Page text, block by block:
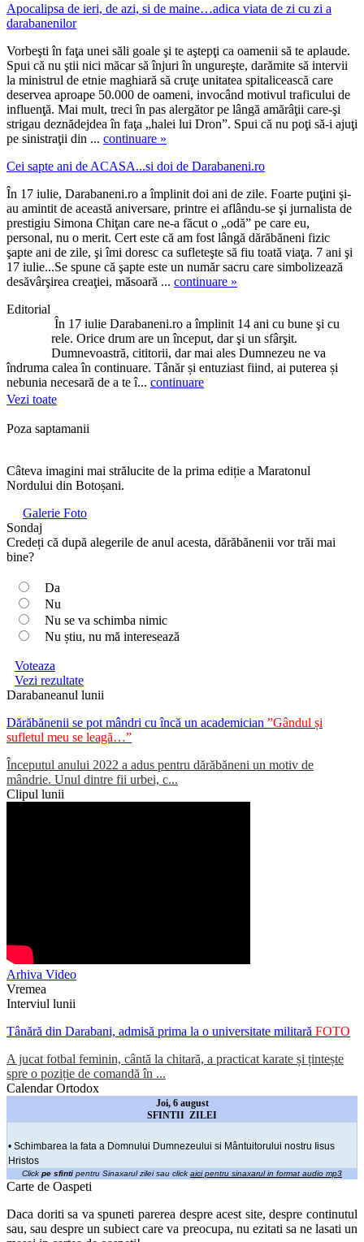
Apocalipsa de ieri, de azi, si de maine…adica viata de zi cu zi a
darabanenilor
Vorbeşti în faţa unei săli goale şi te aştepţi ca oamenii să te aplaude.
Spui că nu ştii nici măcar să înjuri în ungureşte, darămite să intervii
la ministrul de etnie maghiară să cruţe unitatea spitalicească care
deservea aproape 50.000 de oameni, invocând motivul traficului de
influenţă. Mai mult, treci în pas alergător pe lângă amărâţii care-şi
strigau deznădejdea în faţa „halei lui Dron”. Spui că nu poţi să-i ajuţi
pe sinistraţii din ... continuare »
Cei sapte ani de ACASA...si doi de Darabaneni.ro
În 17 iulie, Darabaneni.ro a împlinit doi ani de zile. Foarte puţini şi-
au amintit de această aniversare, printre ei aflându-se şi jurnalista de
prestigiu Simona Chiţan care ne-a făcut o „odă” pe care eu,
personal, nu o merit. Cert este că am fost lângă dărăbăneni fizic
şapte ani de zile, şi îmi doresc ca sufleteşte să fiu toată viaţa. 7 ani şi
17 iulie...Se spune că şapte este un număr sacru care simbolizează
desăvârşirea creaţiei, măsoară ... continuare »
Editorial
În 17 iulie Darabaneni.ro a împlinit 14 ani cu bune şi cu
rele. Orice drum are un început, dar şi un sfârşit.
Dumnevoastră, cititorii, dar mai ales Dumnezeu ne va
îndruma calea în continuare. Tânăr și entuziast fiind, ai puterea și
nebunia necesară de a te î... continuare
Vezi toate
Poza saptamanii
Câteva imagini mai strălucite de la prima ediție a Maratonul
Nordului din Botoșani.
Galerie Foto
Sondaj
Credeți că după alegerile de anul acesta, dărăbănenii vor trăi mai
bine?
Da
Nu
Nu se va schimba nimic
Nu știu, nu mă interesează
Voteaza
Vezi rezultate
Darabaneanul lunii
Dărăbănenii se pot mândri cu încă un academician ”Gândul și
sufletul meu se leagă…”
Începutul anului 2022 a adus pentru dărăbăneni un motiv de
mândrie. Unul dintre fii urbei, c...
Clipul lunii
Arhiva Video
Vremea
Interviul lunii
Tânără din Darabani, admisă prima la o universitate militară FOTO
A jucat fotbal feminin, cântă la chitară, a practicat karate și țintește
spre o poziție de comandă în ...
Calendar Ortodox
Joi, 6 august
SFINTII ZILEI
• Schimbarea la fata a Domnului Dumnezeului si Mântuitorului nostru Iisus
Hristos
Click pe sfinti pentru Sinaxarul zilei sau click aici pentru sinaxarul in format audio mp3
Carte de Oaspeti
Daca doriti sa va spuneti parerea despre acest site, despre continutul
sau, sau despre un subiect care va preocupa, nu ezitati sa ne lasati un